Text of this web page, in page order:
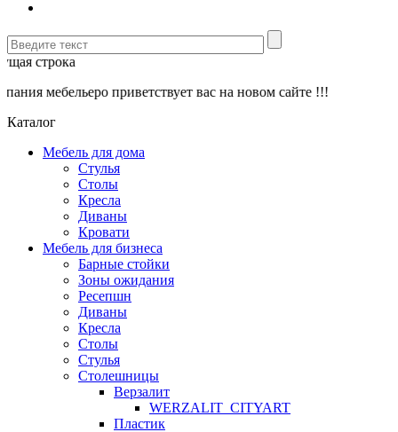
строка
мебельеро приветствует вас на новом сайте !!!
Каталог
Мебель для дома
Стулья
Столы
Кресла
Диваны
Кровати
Мебель для бизнеса
Барные стойки
Зоны ожидания
Ресепшн
Диваны
Кресла
Столы
Стулья
Столешницы
Верзалит
WERZALIT_CITYART
Пластик